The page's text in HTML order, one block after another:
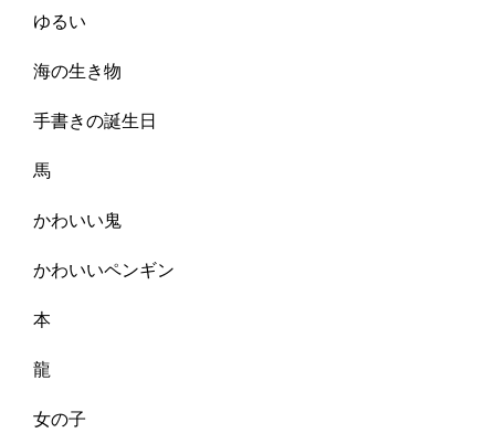
ゆるい
海の生き物
手書きの誕生日
馬
かわいい鬼
かわいいペンギン
本
龍
女の子